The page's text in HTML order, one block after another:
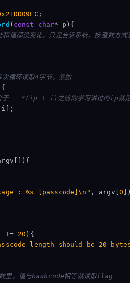
;
( const char* p ){
值都没变化，只是告诉系统，按整数方式
循环读取4字节，累加
*(ip + i)之前的学习讲过的ip就是
[ i ];
[]){
: %s [passcode]\n " , argv [0
!= 20 ){
length should be 20
里，值与hashcode相等就读取flag